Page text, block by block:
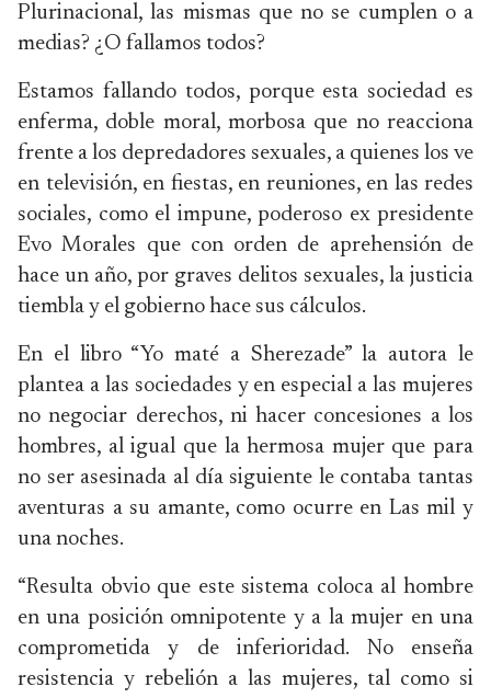
Plurinacional, las mismas que no se cumplen o a
medias? ¿O fallamos todos?
Estamos fallando todos, porque esta sociedad es
enferma, doble moral, morbosa que no reacciona
frente a los depredadores sexuales, a quienes los ve
en televisión, en fiestas, en reuniones, en las redes
sociales, como el impune, poderoso ex presidente
Evo Morales que con orden de aprehensión de
hace un año, por graves delitos sexuales, la justicia
tiembla y el gobierno hace sus cálculos.
En el libro “Yo maté a Sherezade” la autora le
plantea a las sociedades y en especial a las mujeres
no negociar derechos, ni hacer concesiones a los
hombres, al igual que la hermosa mujer que para
no ser asesinada al día siguiente le contaba tantas
aventuras a su amante, como ocurre en Las mil y
una noches.
“Resulta obvio que este sistema coloca al hombre
en una posición omnipotente y a la mujer en una
comprometida y de inferioridad. No enseña
resistencia y rebelión a las mujeres, tal como si